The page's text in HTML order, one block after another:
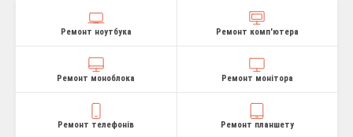
Ремонт ноутбука Ремонт комп'ютера
Ремонт моноблока Ремонт монітора
Ремонт телефонів Ремонт планшету